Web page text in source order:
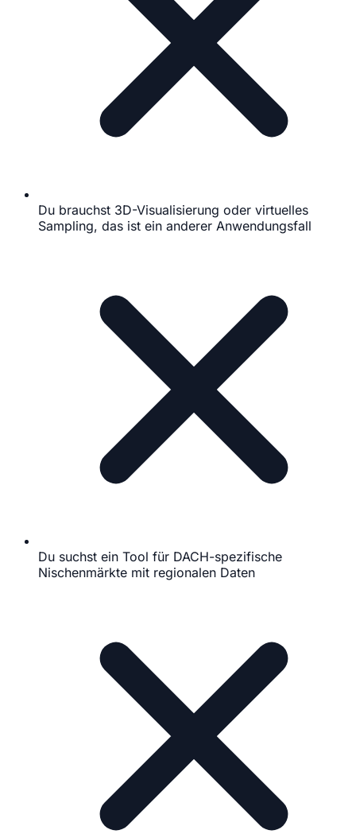
Du brauchst 3D-Visualisierung oder virtuelles
Sampling, das ist ein anderer Anwendungsfall
Du suchst ein Tool für DACH-spezifische
Nischenmärkte mit regionalen Daten